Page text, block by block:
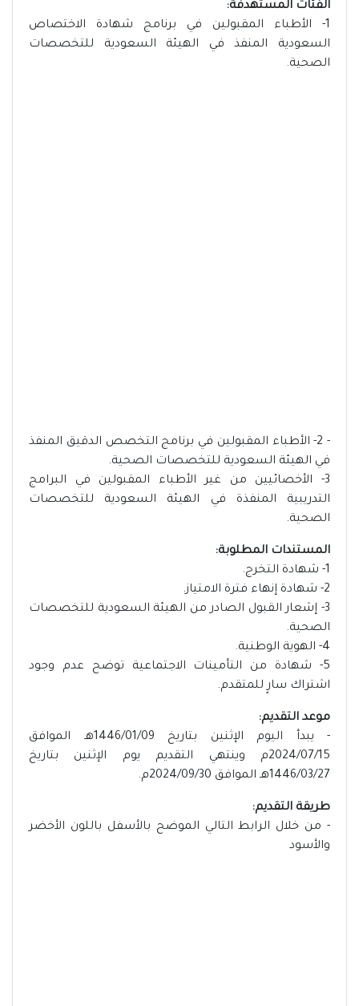
الفئات المستهدفة:
1- الأطباء المقبولين في برنامج شهادة الاختصاص
السعودية المنفذ في الهيئة السعودية للتخصصات
الصحية.
- 2- ​الأطباء المقبولين في برنامج التخصص الدقيق المنفذ
في الهيئة السعودية للتخصصات الصحية.
3- الأخصائيين من غير الأطباء المقبولين في البرامج
التدريبية المنفذة في الهيئة السعودية للتخصصات
الصحية.
​المستندات المطلوبة:
1- شهادة التخرج.
2- شهادة إنهاء فترة الامتياز.
3- إشعار القبول الصادر من الهيئة السعودية للتخصصات
الصحية.
4- الهوية الوطنية.
5- شهادة من التأمينات الاجتماعية توضح عدم وجود
اشتراك سارٍ للمتقدم.
موعد التقديم:
- يبدأ اليوم الإثنين بتاريخ 1446/01/09هـ الموافق
2024/07/15م وينتهي التقديم يوم الإثنين بتاريخ
1446/03/27هـ الموافق 2024/09/30م.
طريقة التقديم:
- من خلال الرابط التالي الموضح بالأسفل باللون الأخضر
والأسود